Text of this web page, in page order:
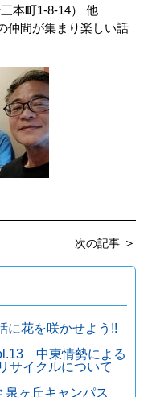
本町1-8-14） 他
仲間が集まり楽しい話
次の記事 ＞
に花を咲かせよう!!
中東情勢による
サイクルについて
泉ヶ丘キャンパス